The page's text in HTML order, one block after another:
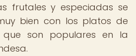
frutales y especiadas se
bien con los platos de
son populares en la